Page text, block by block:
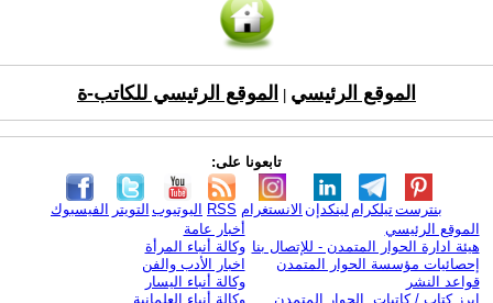
الموقع الرئيسي الموقع الرئيسي للكاتب-ة
تابعونا على:
الفيسبوك التويتر اليوتيوب RSS الانستغرام لينكدإن تيلكرامبنترست
الموقع الرئيسي
هيئة ادارة الحوار المتمدن - للإتصال بنا
إحصائيات مؤسسة الحوار المتمدن
قواعد النشر
ابرز كتاب / كاتبات الحوار المتمدن
أخبار عامة
وكالة أنباء المرأة
اخبار الأدب والفن
وكالة أنباء اليسار
وكالة أنباء العلمانية